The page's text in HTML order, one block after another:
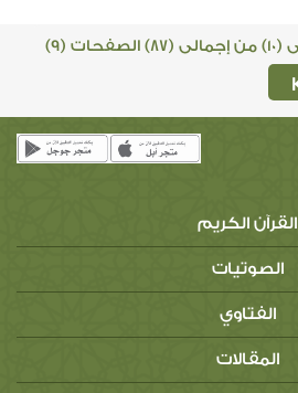
القرآن الكريم
الصوتيات
الفتاوي
المقالات